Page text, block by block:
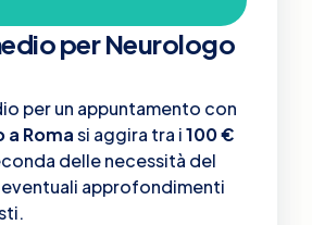
per Neurologo
per un appuntamento con
a Romasi aggira tra i100 €
delle necessità del
approfondimenti